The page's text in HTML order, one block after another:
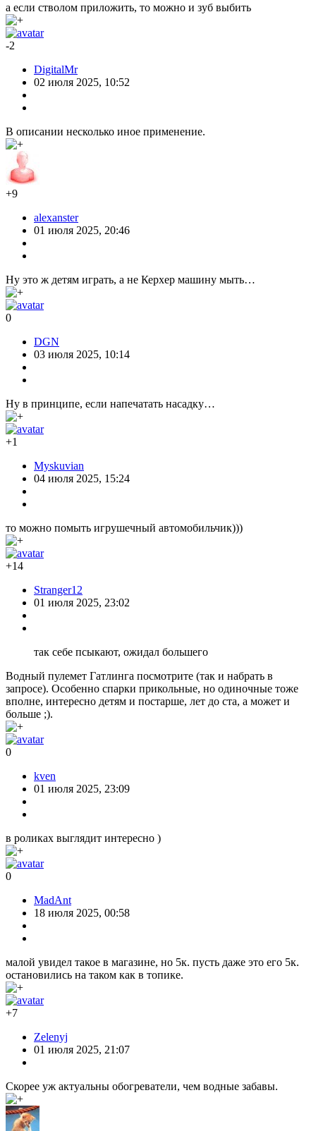
а если стволом приложить, то можно и зуб выбить
-2
DigitalMr
02 июля 2025, 10:52
В описании несколько иное применение.
+9
alexanster
01 июля 2025, 20:46
Ну это ж детям играть, а не Керхер машину мыть…
0
DGN
03 июля 2025, 10:14
Ну в принципе, если напечатать насадку…
+1
Myskuvian
04 июля 2025, 15:24
то можно помыть игрушечный автомобильчик)))
+14
Stranger12
01 июля 2025, 23:02
так себе псыкают, ожидал большего
Водный пулемет Гатлинга посмотрите (так и набрать в
запросе). Особенно спарки прикольные, но одиночные тоже
вполне, интересно детям и постарше, лет до ста, а может и
больше ;).
0
kven
01 июля 2025, 23:09
в роликах выглядит интересно )
0
MadAnt
18 июля 2025, 00:58
малой увидел такое в магазине, но 5к. пусть даже это его 5к.
остановились на таком как в топике.
+7
Zelenyj
01 июля 2025, 21:07
Скорее уж актуальны обогреватели, чем водные забавы.